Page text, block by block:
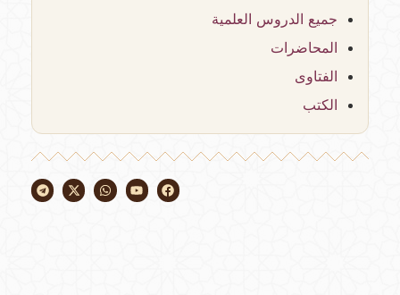
جميع الدروس العلمية
المحاضرات
الفتاوى
الكتب